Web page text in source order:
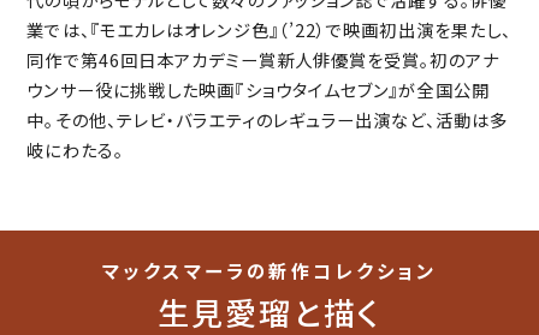
業では、『モエカレはオレンジ色』（’22）で映画初出演を果たし、
同作で第46回日本アカデミー賞新人俳優賞を受賞。初のアナ
ウンサー役に挑戦した映画『ショウタイムセブン』が全国公開
中。その他、テレビ・バラエティのレギュラー出演など、活動は多
岐にわたる。
マックスマーラの新作コレクション
生見愛瑠と描く